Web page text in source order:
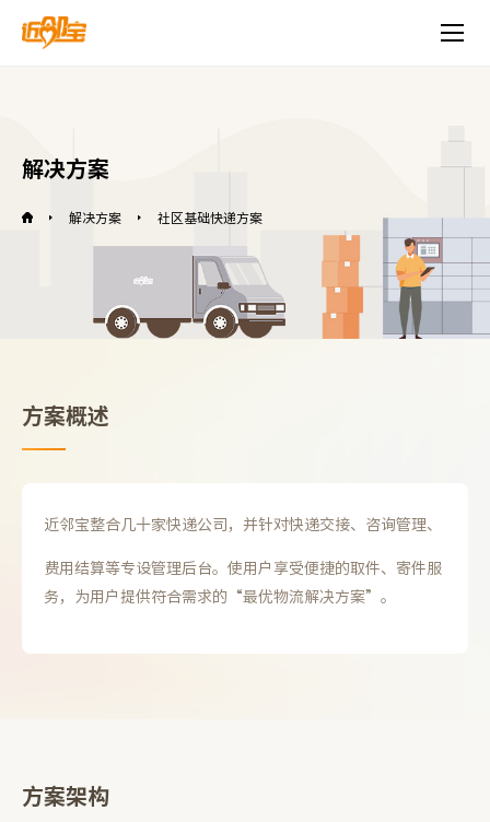
解决方案
解决方案 社区基础快递方案
方案概述
近邻宝整合几十家快递公司，并针对快递交接、咨询管理、
费用结算等专设管理后台。使用户享受便捷的取件、寄件服
务，为用户提供符合需求的“最优物流解决方案”。
方案架构